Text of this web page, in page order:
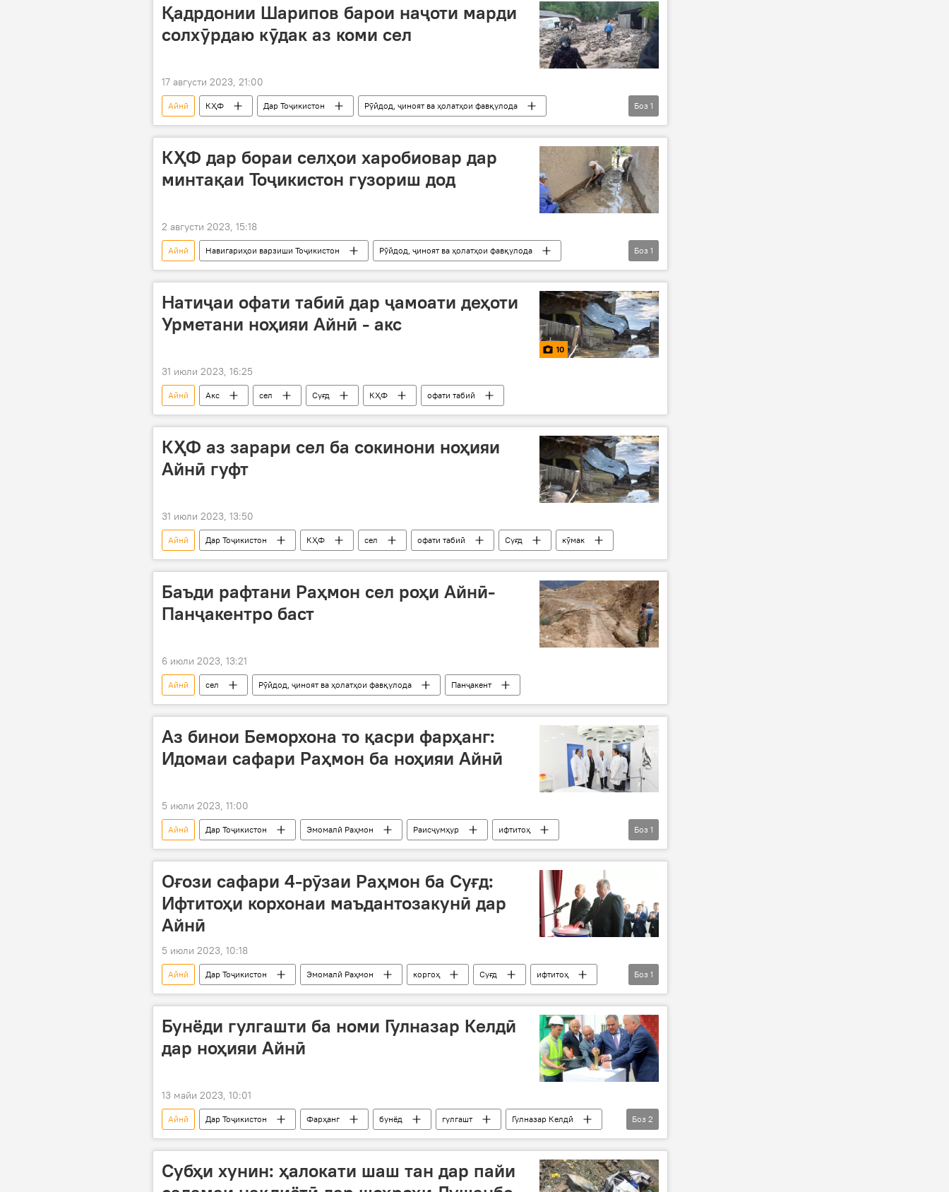
Қадрдонии Шарипов барои наҷоти марди
солхӯрдаю кӯдак аз коми сел
17 августи 2023, 21:00
Айнӣ КҲФ Дар Тоҷикистон
Рӯйдод, ҷиноят ва ҳолатҳои фавқулода
қаҳрамонӣ
қадрдонӣ
Боз 1
КҲФ дар бораи селҳои харобиовар дар
минтақаи Тоҷикистон гузориш дод
2 августи 2023, 15:18
Айнӣ Навигариҳои варзиши Тоҷикистон
Рӯйдод, ҷиноят ва ҳолатҳои фавқулода
ҳолати фавқуллода
Боз 1
Натиҷаи офати табиӣ дар ҷамоати деҳоти
Урметани ноҳияи Айнӣ - акс
10
31 июли 2023, 16:25
Айнӣ Акс сел Суғд КҲФ офати табиӣ
КҲФ аз зарари сел ба сокинони ноҳияи
Айнӣ гуфт
31 июли 2023, 13:50
Айнӣ Дар Тоҷикистон КҲФ сел офати табиӣ Суғд кӯмак
Баъди рафтани Раҳмон сел роҳи Айнӣ-
Панҷакентро баст
6 июли 2023, 13:21
Айнӣ сел Рӯйдод, ҷиноят ва ҳолатҳои фавқулода Панҷакент
Аз бинои Беморхона то қасри фарҳанг:
Идомаи сафари Раҳмон ба ноҳияи Айнӣ
5 июли 2023, 11:00
Айнӣ Дар Тоҷикистон Эмомалӣ Раҳмон Раисҷумҳур
ифтитоҳ
иншоот
Суғд
Боз 1
Оғози сафари 4-рӯзаи Раҳмон ба Суғд:
Ифтитоҳи корхонаи маъдантозакунӣ дар
Айнӣ
5 июли 2023, 10:18
Айнӣ Дар Тоҷикистон Эмомалӣ Раҳмон коргоҳ Суғд
ифтитоҳ
Раисҷумҳур
Боз 1
Бунёди гулгашти ба номи Гулназар Келдӣ
дар ноҳияи Айнӣ
13 майи 2023, 10:01
Айнӣ Дар Тоҷикистон Фарҳанг бунёд гулгашт
Гулназар Келдӣ
Суғд
Раҷаббой Аҳмадзода
Боз 2
Cубҳи хунин: ҳалокати шаш тан дар пайи